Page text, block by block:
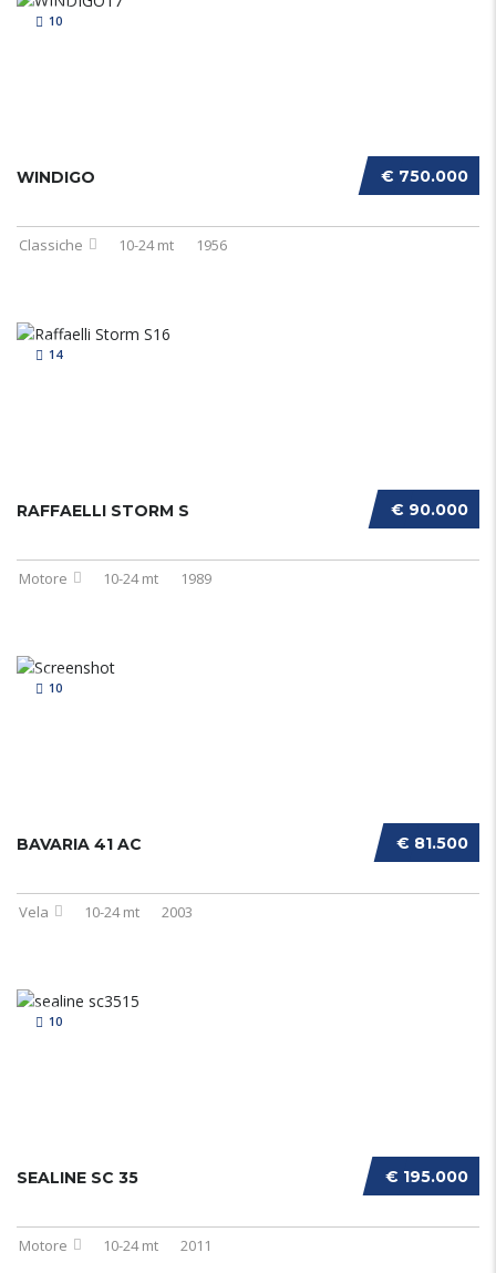
10
€ 750.000
WINDIGO
Classiche 10-24 mt 1956
14
€ 90.000
RAFFAELLI STORM S
Motore 10-24 mt 1989
10
€ 81.500
BAVARIA 41 AC
Vela 10-24 mt 2003
10
€ 195.000
SEALINE SC 35
Motore 10-24 mt 2011